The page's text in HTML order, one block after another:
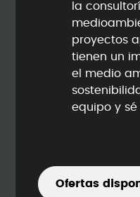
la
proyectos
tienen un
el medio
equipo y
Ofertas